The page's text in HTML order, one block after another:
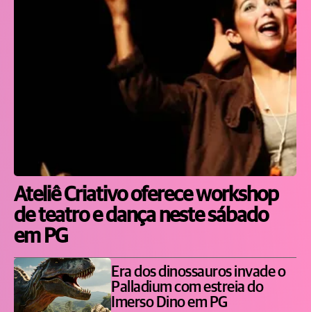
Ateliê Criativo oferece workshop
de teatro e dança neste sábado
em PG
Era dos dinossauros invade o
Palladium com estreia do
Imerso Dino em PG